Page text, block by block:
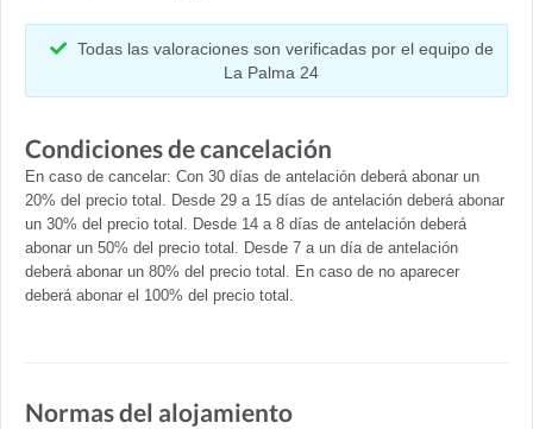
Todas las valoraciones son verificadas por el equipo de
La Palma 24
Condiciones de cancelación
En caso de cancelar: Con 30 días de antelación deberá abonar un
20% del precio total. Desde 29 a 15 días de antelación deberá abonar
un 30% del precio total. Desde 14 a 8 días de antelación deberá
abonar un 50% del precio total. Desde 7 a un día de antelación
deberá abonar un 80% del precio total. En caso de no aparecer
deberá abonar el 100% del precio total.
Normas del alojamiento